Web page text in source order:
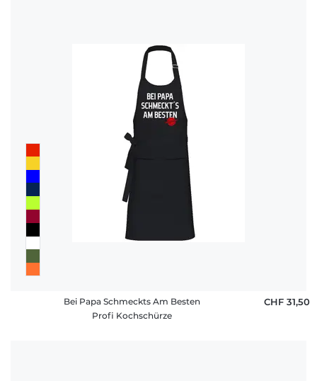
Bei Papa Schmeckts Am Besten
Profi Kochschürze
CHF 31,50